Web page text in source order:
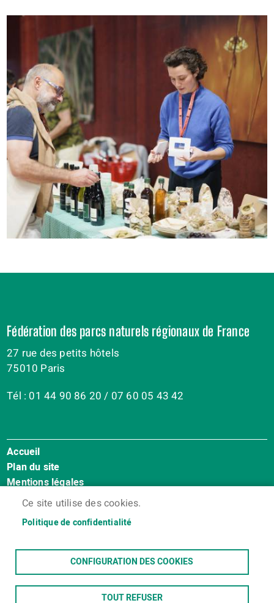
Ce site utilise des cookies.
Politique de confidentialité
CONFIGURATION DES COOKIES
TOUT REFUSER
Fédération des parcs naturels régionaux de France
27 rue des petits hôtels
75010 Paris
Tél : 01 44 90 86 20 / 07 60 05 43 42
Menu
Pied
de
page
Accueil
Plan du site
Mentions légales
Accessibilité : Non conforme
Contact